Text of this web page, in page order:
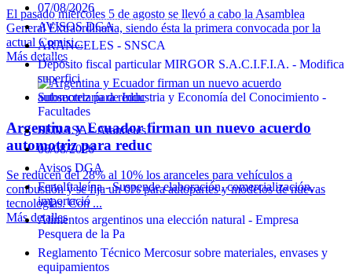
El pasado miércoles 5 de agosto se llevó a cabo la Asamblea
General Extraordinaria, siendo ésta la primera convocada por la
actual Comisi...
Más detalles
Argentina y Ecuador firman un nuevo acuerdo
automotriz para reduc
Se reducen del 28% al 10% los aranceles para vehículos a
combustión y se fija un 0% para autopartes y modelos de nuevas
tecnologías. Con ...
Más detalles
07/08/2026
AVISOS DGA
ARANCELES - SNSCA
Depósito fiscal particular MIRGOR S.A.C.I.F.I.A. - Modifica
superfici
Subsecretaría de Industria y Economía del Conocimiento -
Facultades
SENASA - Aranceles
06/08/2026
Avisos DGA
Fenolftaleína - Suspende elaboración, comercialización,
importació
Alimentos argentinos una elección natural - Empresa
Pesquera de la Pa
Reglamento Técnico Mercosur sobre materiales, envases y
equipamientos